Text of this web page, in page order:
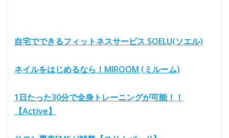
自宅でできるフィットネスサービス SOELU(ソエル)
ネイルをはじめるなら！MIROOM (ミルーム)
1日たった30分で全身トレーニングが可能！！
【Active】